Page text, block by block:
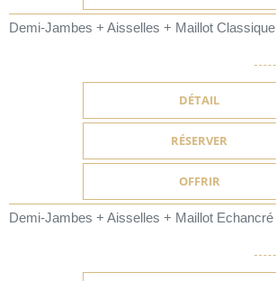
Demi-Jambes + Aisselles + Maillot Classique
DÉTAIL
RÉSERVER
OFFRIR
Demi-Jambes + Aisselles + Maillot Echancré